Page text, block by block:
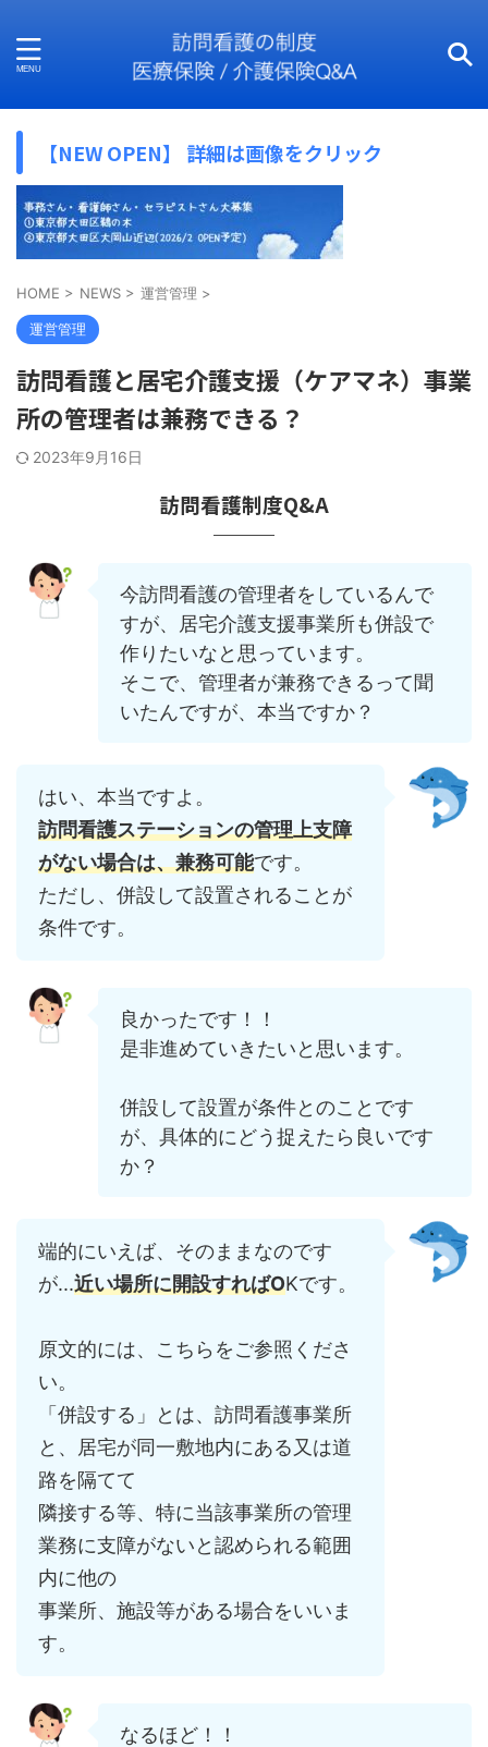
【NEW OPEN】 詳細は画像をクリック
HOME > NEWS > 運営管理 >
運営管理
訪問看護と居宅介護支援（ケアマネ）事業
所の管理者は兼務できる？
2023年9月16日
訪問看護制度Q&A
今訪問看護の管理者をしているんで
すが、居宅介護支援事業所も併設で
作りたいなと思っています。
そこで、管理者が兼務できるって聞
いたんですが、本当ですか？
はい、本当ですよ。
訪問看護ステーションの管理上支障
がない場合は、兼務可能です。
ただし、併設して設置されることが
条件です。
良かったです！！
是非進めていきたいと思います。
併設して設置が条件とのことです
が、具体的にどう捉えたら良いです
か？
端的にいえば、そのままなのです
が...近い場所に開設すればOKです。
原文的には、こちらをご参照くださ
い。
「併設する」とは、訪問看護事業所
と、居宅が同一敷地内にある又は道
路を隔てて
隣接する等、特に当該事業所の管理
業務に支障がないと認められる範囲
内に他の
事業所、施設等がある場合をいいま
す。
なるほど！！